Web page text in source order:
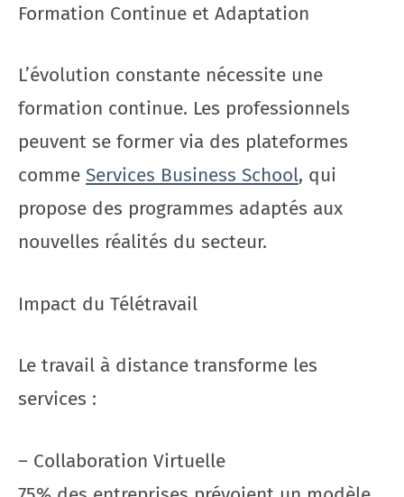
Formation Continue et Adaptation
L’évolution constante nécessite une
formation continue. Les professionnels
peuvent se former via des plateformes
comme Services Business School, qui
propose des programmes adaptés aux
nouvelles réalités du secteur.
Impact du Télétravail
Le travail à distance transforme les
services :
– Collaboration Virtuelle